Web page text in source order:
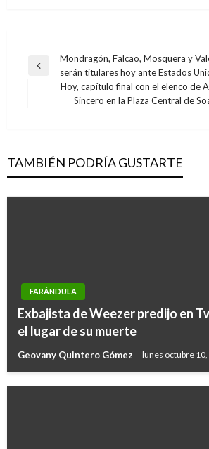
Navegación
entradas
Entrada
Mondragón, Falcao, Mosquera y
serán titulares hoy ante Estados
Hoy, capítulo final con el elenco de
Sincero en la Plaza Central de
TAMBIÉN PODRÍA GUSTARTE
FARÁNDULA
Exbajista de Weezer predijo en
el lugar de su muerte
Geovany Quintero Gómez lunes octubre